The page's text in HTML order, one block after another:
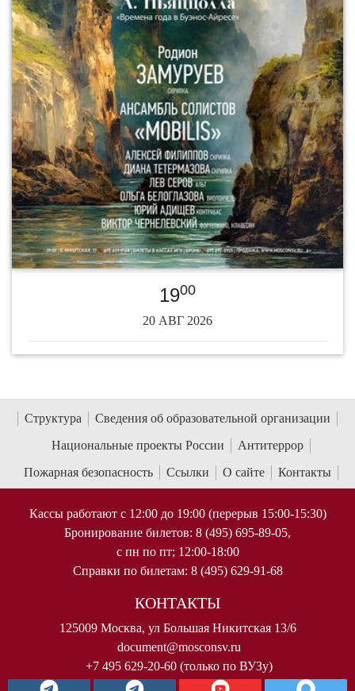
1900
20 АВГ 2026
Структура
Сведения об образовательной организации
Национальные проекты России
Антитеррор
Пожарная безопасность
Ссылки О сайте Контакты
Кассы работают с 12:00 до 19:00 (перерыв 15:00-15:30)
Бронирование билетов: 8 (495) 695-89-05,
с пн по пт; 12:00-18:00
Справки по билетам: 8 (495) 629-91-68
КОНТАКТЫ
125009 Москва, ул Большая Никитская 13/6
document@mosconsv.ru
+7 495 629-20-60 (только по ВУЗу)